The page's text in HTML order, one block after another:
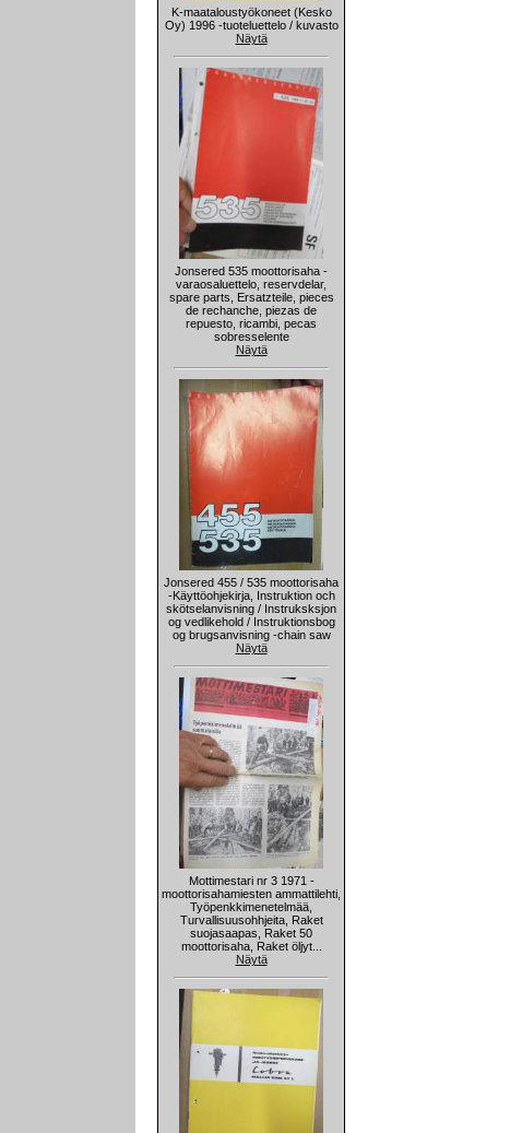
K-maataloustyökoneet (Kesko
Oy) 1996 -tuoteluettelo / kuvasto
Näytä
Jonsered 535 moottorisaha -
varaosaluettelo, reservdelar,
spare parts, Ersatzteile, pieces
de rechanche, piezas de
repuesto, ricambi, pecas
sobresselente
Näytä
Jonsered 455 / 535 moottorisaha
-Käyttöohjekirja, Instruktion och
skötselanvisning / Instruksksjon
og vedlikehold / Instruktionsbog
og brugsanvisning -chain saw
Näytä
Mottimestari nr 3 1971 -
moottorisahamiesten ammattilehti,
Työpenkkimenetelmää,
Turvallisuusohhjeita, Raket
suojasaapas, Raket 50
moottorisaha, Raket öljyt...
Näytä